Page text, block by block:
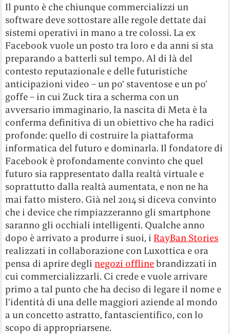
Il punto è che chiunque commercializzi un
software deve sottostare alle regole dettate dai
sistemi operativi in mano a tre colossi. La ex
Facebook vuole un posto tra loro e da anni si sta
preparando a batterli sul tempo. Al di là del
contesto reputazionale e delle futuristiche
anticipazioni video – un po’ staventose e un po’
goffe – in cui Zuck tira a scherma con un
avversario immaginario, la nascita di Meta è la
conferma definitiva di un obiettivo che ha radici
profonde: quello di costruire la piattaforma
informatica del futuro e dominarla. Il fondatore di
Facebook è profondamente convinto che quel
futuro sia rappresentato dalla realtà virtuale e
soprattutto dalla realtà aumentata, e non ne ha
mai fatto mistero. Già nel 2014 si diceva convinto
che i device che rimpiazzeranno gli smartphone
saranno gli occhiali intelligenti. Qualche anno
dopo è arrivato a produrre i suoi, i RayBan Stories
realizzati in collaborazione con Luxottica e ora
pensa di aprire degli negozi offlinebrandizzati in
cui commercializzarli. Ci crede e vuole arrivare
primo a tal punto che ha deciso di legare il nome e
l’identità di una delle maggiori aziende al mondo
a un concetto astratto, fantascientifico, con lo
scopo di appropriarsene.